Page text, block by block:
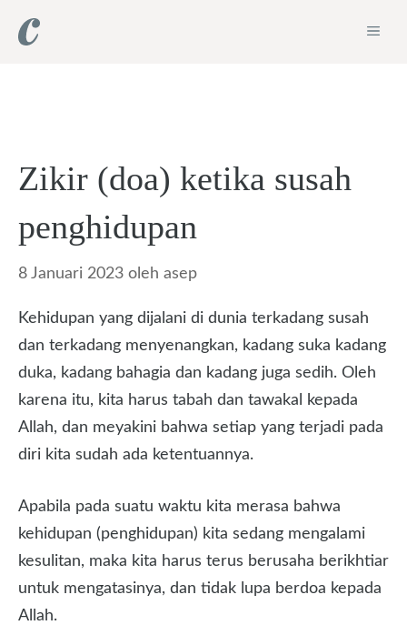
Zikir (doa) ketika susah
penghidupan
8 Januari 2023 oleh asep
Kehidupan yang dijalani di dunia terkadang susah
dan terkadang menyenangkan, kadang suka kadang
duka, kadang bahagia dan kadang juga sedih. Oleh
karena itu, kita harus tabah dan tawakal kepada
Allah, dan meyakini bahwa setiap yang terjadi pada
diri kita sudah ada ketentuannya.
Apabila pada suatu waktu kita merasa bahwa
kehidupan (penghidupan) kita sedang mengalami
kesulitan, maka kita harus terus berusaha berikhtiar
untuk mengatasinya, dan tidak lupa berdoa kepada
Allah.